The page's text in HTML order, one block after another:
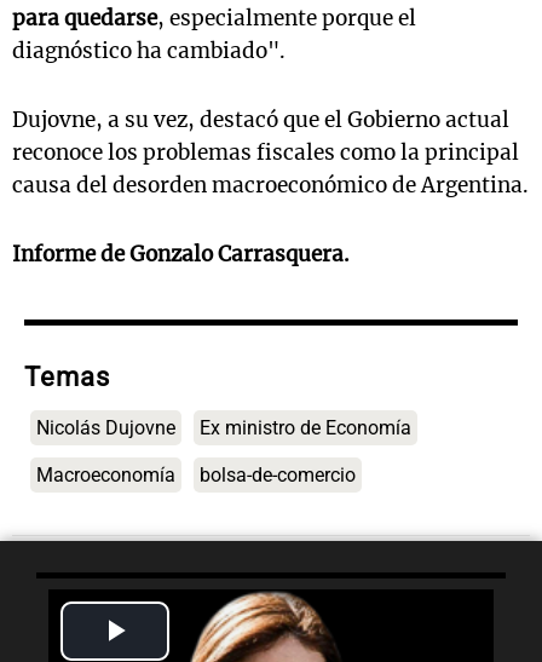
Play
para quedarse, especialmente porque el
diagnóstico ha cambiado".
Dujovne, a su vez, destacó que el Gobierno actual
reconoce los problemas fiscales como la principal
causa del desorden macroeconómico de Argentina.
Informe de Gonzalo Carrasquera.
Temas
Nicolás Dujovne Ex ministro de Economía
Macroeconomía bolsa-de-comercio
Lo último